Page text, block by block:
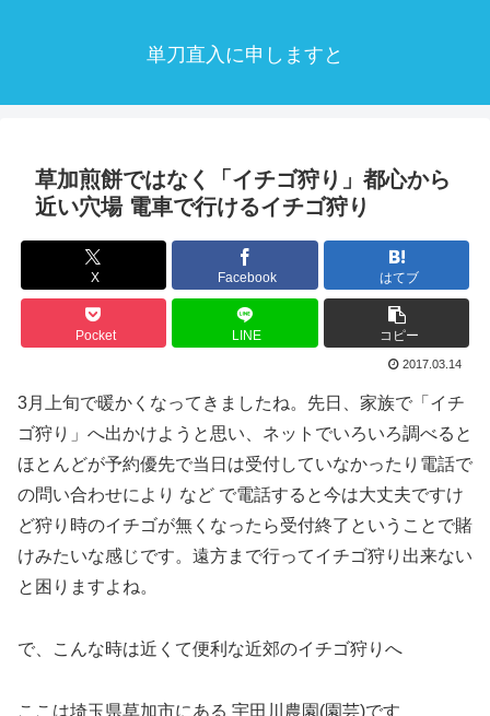
単刀直入に申しますと
草加煎餅ではなく「イチゴ狩り」都心から
近い穴場 電車で行けるイチゴ狩り
X Facebook はてブ
Pocket LINE コピー
2017.03.14
3月上旬で暖かくなってきましたね。先日、家族で「イチ
ゴ狩り」へ出かけようと思い、ネットでいろいろ調べると
ほとんどが予約優先で当日は受付していなかったり電話で
の問い合わせにより など で電話すると今は大丈夫ですけ
ど狩り時のイチゴが無くなったら受付終了ということで賭
けみたいな感じです。遠方まで行ってイチゴ狩り出来ない
と困りますよね。
で、こんな時は近くて便利な近郊のイチゴ狩りへ
ここは埼玉県草加市にある 宇田川農園(園芸)です